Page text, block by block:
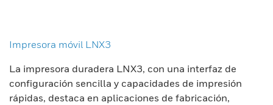
Impresora móvil LNX3
La impresora duradera LNX3, con una interfaz de
configuración sencilla y capacidades de impresión
rápidas, destaca en aplicaciones de fabricación,